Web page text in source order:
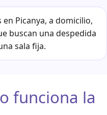
Picanya, a domicilio,
buscan una despedida
sala fija.
funciona la